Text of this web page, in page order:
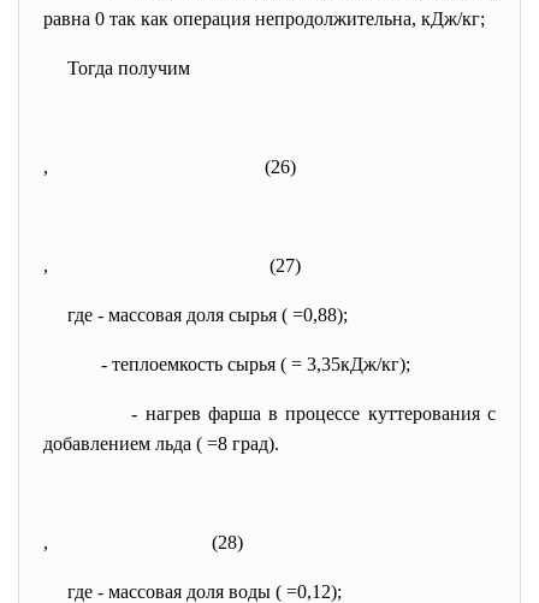
равна 0 так как операция непродолжительна, кДж/кг;
Тогда получим
, (26)
, (27)
где - массовая доля сырья ( =0,88);
- теплоемкость сырья ( = 3,35кДж/кг);
- нагрев фарша в процессе куттерования с
добавлением льда ( =8 град).
, (28)
где - массовая доля воды ( =0,12);